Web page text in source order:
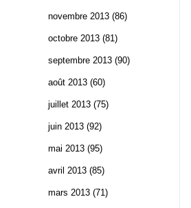
novembre 2013 (86)
octobre 2013 (81)
septembre 2013 (90)
août 2013 (60)
juillet 2013 (75)
juin 2013 (92)
mai 2013 (95)
avril 2013 (85)
mars 2013 (71)